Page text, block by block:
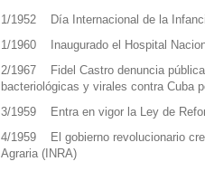
1/1952 Día Internacional de la
1/1960 Inaugurado el Hospital
2/1967 Fidel Castro denuncia
bacteriológicas y virales contra Cuba
3/1959 Entra en vigor la Ley de
4/1959 El gobierno revolucionario
Agraria (INRA)